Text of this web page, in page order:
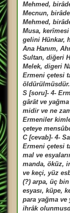
Mehmed,
Mecnun,
Mehmed,
Musa,
gelini Hünkar,
Ana Hanım,
Sultan, diğeri
Melek, digeri
Ermeni çetesi
öldürülmüsdür.
S [soru]- 4-
gârât ve
midir ve ne
Ermeniler
çeteye
C [cevab]- 4-
Ermeni çetesi
mal ve
manda, öküz,
ve keçi, yüz
(?) arpa, üç
esyası, küpe,
para yağma
ihrâk